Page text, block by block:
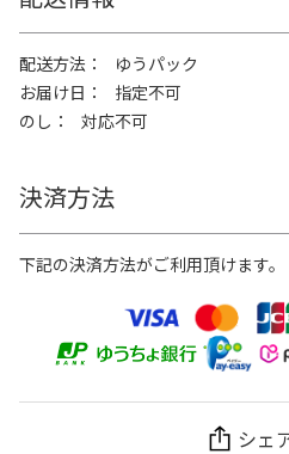
配送方法
ゆうパック
お届け日
指定不可
のし
対応不可
決済方法
下記の決済方法がご利用頂けます。
シェ